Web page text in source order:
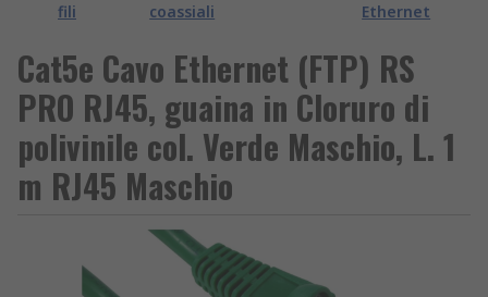
fili
coassiali
Ethernet
Cat5e Cavo Ethernet (FTP) RS
PRO RJ45, guaina in Cloruro di
polivinile col. Verde Maschio, L. 1
m RJ45 Maschio